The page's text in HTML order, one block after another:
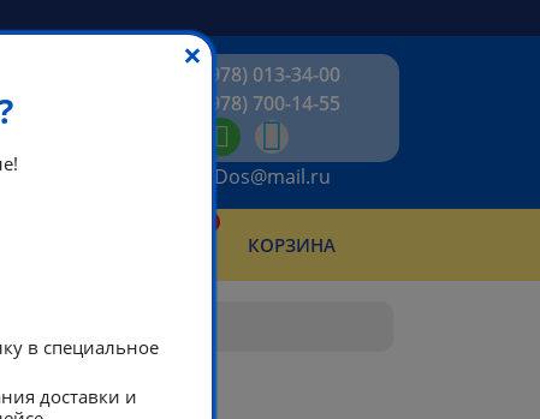
+7 (978) 013-34-00
+7 (978) 700-14-55
ikeaDos@mail.ru
КОРЗИНА
×
в специальное
доставки и